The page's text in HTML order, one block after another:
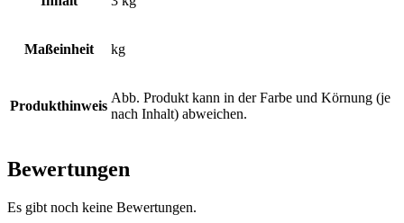
Maßeinheit kg
Produkthinweis
Abb. Produkt kann in der Farbe und Körnung (je
nach Inhalt) abweichen.
Bewertungen
Es gibt noch keine Bewertungen.